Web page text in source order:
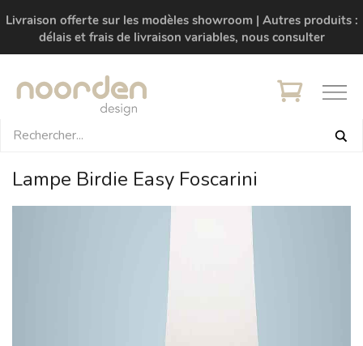
Livraison offerte sur les modèles showroom | Autres produits :
délais et frais de livraison variables, nous consulter
Lampe Birdie Easy Foscarini